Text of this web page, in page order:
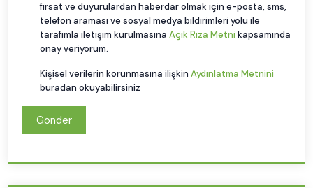
fırsat ve duyurulardan haberdar olmak için e-posta, sms,
telefon araması ve sosyal medya bildirimleri yolu ile
tarafımla iletişim kurulmasına Açık Rıza Metni kapsamında
onay veriyorum.
Kişisel verilerin korunmasına ilişkin Aydınlatma Metnini
buradan okuyabilirsiniz
Gönder